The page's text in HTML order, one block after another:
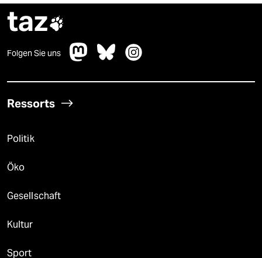
taz
Folgen Sie uns
Ressorts
Politik
Öko
Gesellschaft
Kultur
Sport